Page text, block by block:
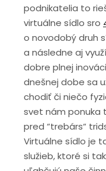
podnikatelia to
virtuálne sídlo sro
o novodobý druh
a následne aj
dobre plnej
dnešnej dobe sa
chodiť či niečo
svet nám ponuka
pred “trebárs“
Virtuálne sídlo je
služieb, ktoré si